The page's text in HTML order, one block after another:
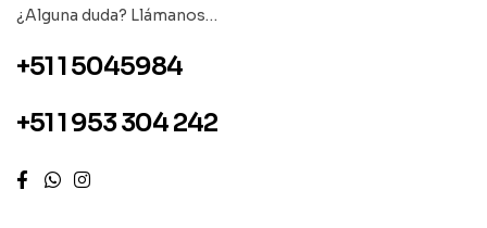
¿Alguna duda? Llámanos…
+51 1 5045984
+51 1 953 304 242